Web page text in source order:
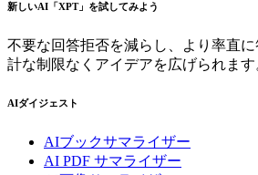
新しいAI「XPT」を試してみよう
不要な回答拒否を減らし、より率直
計な制限なくアイデアを広げられます
AIダイジェスト
AIブックサマライザー
AI PDF サマライザー